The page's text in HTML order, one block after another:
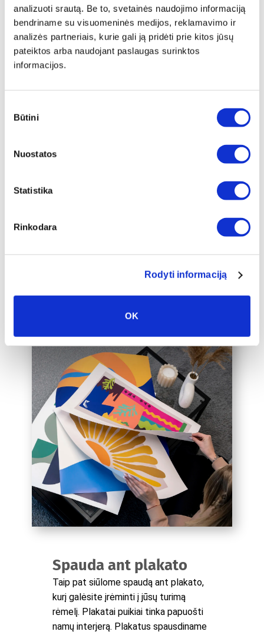
analizuoti srautą. Be to, svetainės naudojimo informaciją
bendriname su visuomeninės medijos, reklamavimo ir
analizės partneriais, kurie gali ją pridėti prie kitos jūsų
pateiktos arba naudojant paslaugas surinktos
informacijos.
pasirinkimas
Būtini
Nuostatos
Statistika
Rinkodara
Rodyti informaciją
OK
įrėminimas
interjero akcentu.
mumis el. paštu labas@drobiunamai.lt
Spauda ant plakato
Taip pat siūlome spaudą ant plakato,
kurį galėsite įrėminti į jūsų turimą
rėmelį. Plakatai puikiai tinka papuošti
namų interjerą. Plakatus spausdiname